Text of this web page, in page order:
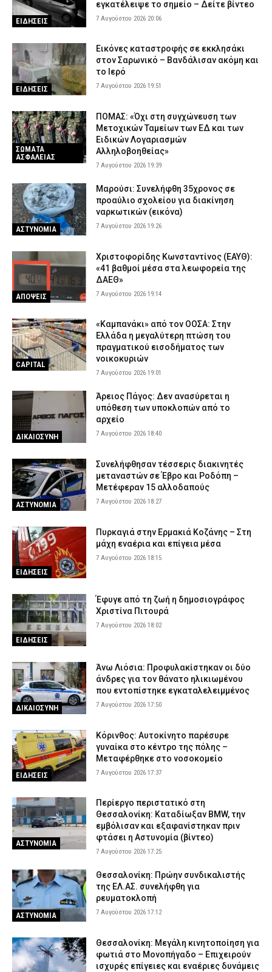
ΕΙΔΗΣΕΙΣ
εγκατέλειψε το σημείο – Δείτε βίντεο
7 Αυγούστου 2026 20:06
ΕΙΔΗΣΕΙΣ
Εικόνες καταστροφής σε εκκλησάκι
στον Σαρωνικό – Βανδάλισαν ακόμη και
το Ιερό
7 Αυγούστου 2026 19:51
ΣΩΜΑΤΑ
ΑΣΦΑΛΕΙΑΣ
ΠΟΜΑΣ: «Όχι στη συγχώνευση των
Μετοχικών Ταμείων των ΕΔ και των
Ειδικών Λογαριασμών
Αλληλοβοηθείας»
7 Αυγούστου 2026 19:39
ΑΣΤΥΝΟΜΙΑ
Μαρούσι: Συνελήφθη 35χρονος σε
προαύλιο σχολείου για διακίνηση
ναρκωτικών (εικόνα)
7 Αυγούστου 2026 19:26
ΑΠΟΨΕΙΣ
Χριστοφορίδης Κωνσταντίνος (ΕΑΥΘ):
«41 βαθμοί μέσα στα λεωφορεία της
ΔΑΕΘ»
7 Αυγούστου 2026 19:14
CAPITAL
«Καμπανάκι» από τον ΟΟΣΑ: Στην
Ελλάδα η μεγαλύτερη πτώση του
πραγματικού εισοδήματος των
νοικοκυριών
7 Αυγούστου 2026 19:01
ΔΙΚΑΙΟΣΥΝΗ
Άρειος Πάγος: Δεν ανασύρεται η
υπόθεση των υποκλοπών από το
αρχείο
7 Αυγούστου 2026 18:40
ΑΣΤΥΝΟΜΙΑ
Συνελήφθησαν τέσσερις διακινητές
μεταναστών σε Έβρο και Ροδόπη –
Μετέφεραν 15 αλλοδαπούς
7 Αυγούστου 2026 18:27
ΕΙΔΗΣΕΙΣ
Πυρκαγιά στην Ερμακιά Κοζάνης – Στη
μάχη εναέρια και επίγεια μέσα
7 Αυγούστου 2026 18:15
ΕΙΔΗΣΕΙΣ
Έφυγε από τη ζωή η δημοσιογράφος
Χριστίνα Πιτουρά
7 Αυγούστου 2026 18:02
ΔΙΚΑΙΟΣΥΝΗ
Άνω Λιόσια: Προφυλακίστηκαν οι δύο
άνδρες για τον θάνατο ηλικιωμένου
που εντοπίστηκε εγκαταλελειμμένος
7 Αυγούστου 2026 17:50
ΕΙΔΗΣΕΙΣ
Κόρινθος: Αυτοκίνητο παρέσυρε
γυναίκα στο κέντρο της πόλης –
Μεταφέρθηκε στο νοσοκομείο
7 Αυγούστου 2026 17:37
ΑΣΤΥΝΟΜΙΑ
Περίεργο περιστατικό στη
Θεσσαλονίκη: Καταδίωξαν BMW, την
εμβόλισαν και εξαφανίστηκαν πριν
φτάσει η Αστυνομία (βίντεο)
7 Αυγούστου 2026 17:25
ΑΣΤΥΝΟΜΙΑ
Θεσσαλονίκη: Πρώην συνδικαλιστής
της ΕΛ.ΑΣ. συνελήφθη για
ρευματοκλοπή
7 Αυγούστου 2026 17:12
Θεσσαλονίκη: Μεγάλη κινητοποίηση για
φωτιά στο Μονοπήγαδο – Επιχειρούν
ισχυρές επίγειες και εναέριες δυνάμεις